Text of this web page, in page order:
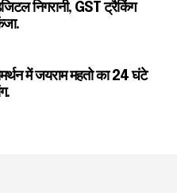
निगरानी, GST ट्रैकिंग
में जयराम महतो का 24 घंटे